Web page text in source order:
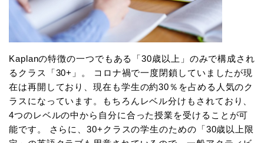
Kaplanの特徴の一つでもある「30歳以上」のみで構成され
るクラス「30+」。 コロナ禍で一度閉鎖していましたが現
在は再開しており、現在も学生の約30％を占める人気のク
ラスになっています。もちろんレベル分けもされており、
4つのレベルの中から自分に合った授業を受けることが可
能です。 さらに、30+クラスの学生のための「30歳以上限